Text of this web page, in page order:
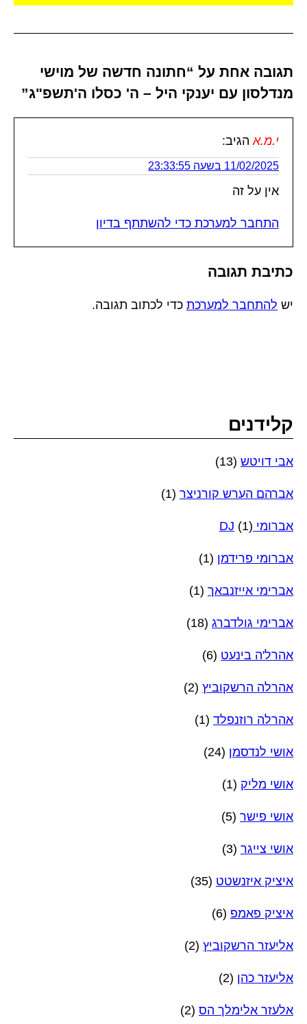
תגובה אחת על “חתונה חדשה של מוישי
מנדלסון עם יענקי היל – ה' כסלו ה'תשפ"ג”
י.מ.א הגיב:
11/02/2025 בשעה 23:33:55
אין על זה
התחבר למערכת כדי להשתתף בדיון
כתיבת תגובה
יש להתחבר למערכת כדי לכתוב תגובה.
קלידנים
אבי דויטש (13)
אברהם הערש קורניצר (1)
אברומי DJ (1)
אברומי פרידמן (1)
אברימי אייזנבאך (1)
אברימי גולדברג (18)
אהרל'ה בינעט (6)
אהרלה הרשקוביץ (2)
אהרלה רוזנפלד (1)
אושי לנדסמן (24)
אושי מליק (1)
אושי פישר (5)
אושי צייגר (3)
איציק איזנשטט (35)
איציק פאמפ (6)
אליעזר הרשקוביץ (2)
אליעזר כהן (2)
אלעזר אלימלך הס (2)